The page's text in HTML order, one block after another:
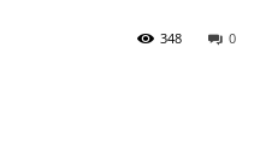
0
348